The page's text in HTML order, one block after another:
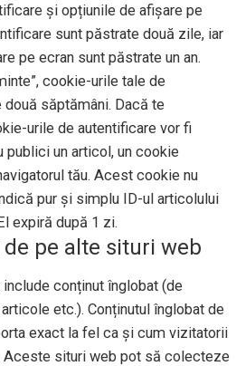
și opțiunile de afișare pe
sunt păstrate două zile, iar
pe ecran sunt păstrate un an.
cookie-urile tale de
săptămâni. Dacă te
urile de autentificare vor fi
un articol, un cookie
tău. Acest cookie nu
pur și simplu ID-ul articolului
expiră după 1 zi.
pe alte situri web
conținut înglobat (de
etc.). Conținutul înglobat de
exact la fel ca și cum vizitatorii
Aceste situri web pot să colecteze